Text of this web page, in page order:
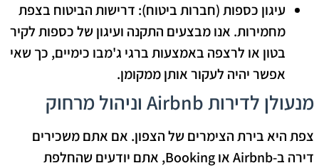
עיגון כספות (חברות ביטוח): דרישות הביטוח בצפת
מחמירות. אנו מבצעים התקנה ועיגון של כספות לקיר
בטון או לרצפה באמצעות ברגי ג'מבו כימיים, כך שאי
אפשר יהיה לעקור אותן ממקומן.
מנעולן לדירות Airbnb וניהול מרחוק
צפת היא בירת הצימרים של הצפון. אם אתם משכירים
דירה ב-Airbnb או Booking, אתם יודעים שהחלפת